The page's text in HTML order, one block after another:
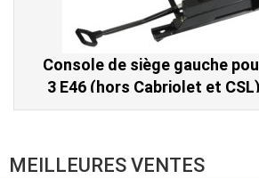
Console de siège gauche
3 E46 (hors Cabriolet et
E83 (2004-2010)
MEILLEURES VENTES